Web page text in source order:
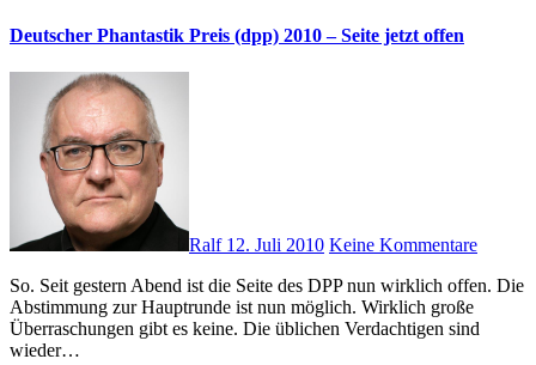
Deutscher Phantastik Preis (dpp) 2010 – Seite jetzt offen
Ralf 12. Juli 2010 Keine Kommentare
So. Seit gestern Abend ist die Seite des DPP nun wirklich offen. Die
Abstimmung zur Hauptrunde ist nun möglich. Wirklich große
Überraschungen gibt es keine. Die üblichen Verdachtigen sind
wieder…